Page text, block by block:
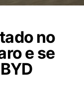
no
e se